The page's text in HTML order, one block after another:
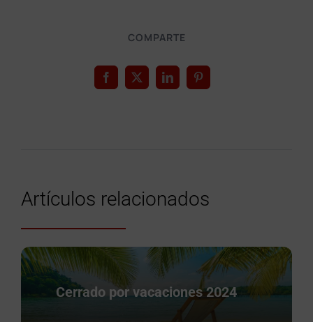
COMPARTE
Artículos relacionados
Cerrado por vacaciones 2024